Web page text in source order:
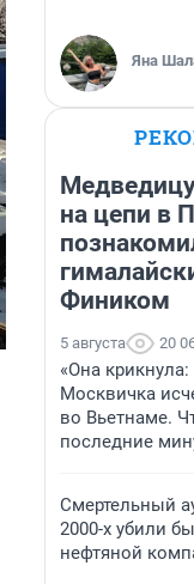
Яна
на цепи в
Фиником
5 августа 20
«Она крикнула:
Москвичка
во Вьетнаме.
последние
Смертельный
2000-х убили
нефтяной